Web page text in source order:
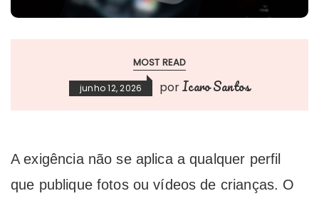
MOST READ
junho 12, 2026 porIcaro Santos
A exigência não se aplica a qualquer perfil
que publique fotos ou vídeos de crianças. O